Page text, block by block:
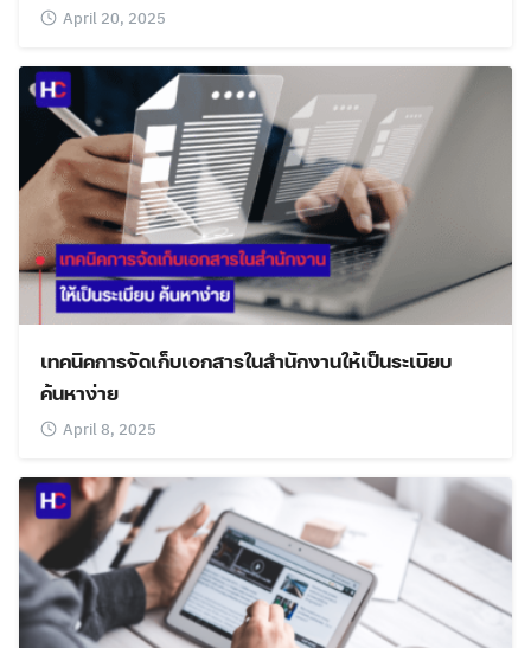
for: Search
April 20, 2025
เทคนิคการจัดเก็บเอกสารในสำนักงานให้เป็นระเบียบ
ค้นหาง่าย
April 8, 2025